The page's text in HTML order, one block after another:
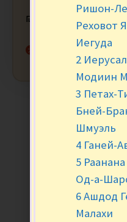
₪ 32.90 за
Нет в наличии
Ришон-
Реховот
Иегуда
2
Модиин
3 Петах-
Бней-
Шмуэль
4 Ганей-
5
Од-а-
6 Ашдод
Малахи